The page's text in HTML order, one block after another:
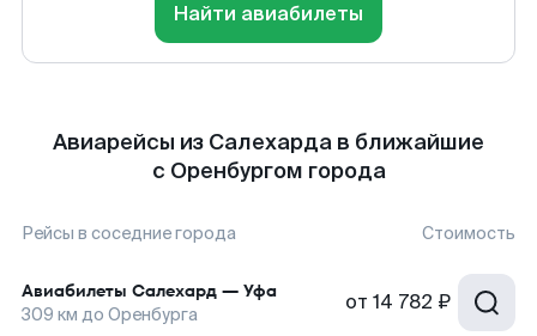
Найти авиабилеты
Авиарейсы из Салехарда в ближайшие
с Оренбургом города
Рейсы в соседние города Стоимость
Авиабилеты Салехард — Уфа
309 км до Оренбурга от 14 782 ₽